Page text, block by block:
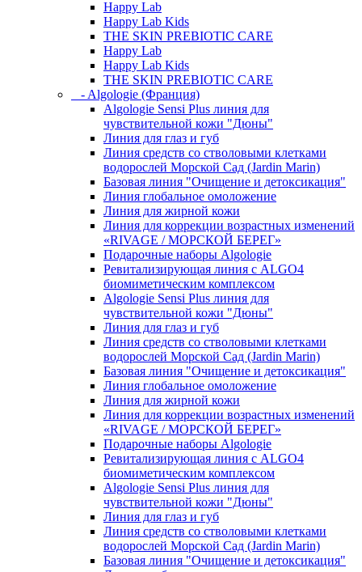
Happy Lab
Happy Lab Kids
THE SKIN PREBIOTIC CARE
Happy Lab
Happy Lab Kids
THE SKIN PREBIOTIC CARE
- Algologie (Франция)
Algologie Sensi Plus линия для
чувcтвительной кожи "Дюны"
Линия для глаз и губ
Линия средств со стволовыми клетками
водорослей Морской Сад (Jardin Marin)
Базовая линия "Очищение и детоксикация"
Линия глобальное омоложение
Линия для жирной кожи
Линия для коррекции возрастных изменений
«RIVAGE / МОРСКОЙ БЕРЕГ»
Подарочные наборы Algologie
Ревитализирующая линия с ALGO4
биомиметическим комплексом
Algologie Sensi Plus линия для
чувcтвительной кожи "Дюны"
Линия для глаз и губ
Линия средств со стволовыми клетками
водорослей Морской Сад (Jardin Marin)
Базовая линия "Очищение и детоксикация"
Линия глобальное омоложение
Линия для жирной кожи
Линия для коррекции возрастных изменений
«RIVAGE / МОРСКОЙ БЕРЕГ»
Подарочные наборы Algologie
Ревитализирующая линия с ALGO4
биомиметическим комплексом
Algologie Sensi Plus линия для
чувcтвительной кожи "Дюны"
Линия для глаз и губ
Линия средств со стволовыми клетками
водорослей Морской Сад (Jardin Marin)
Базовая линия "Очищение и детоксикация"